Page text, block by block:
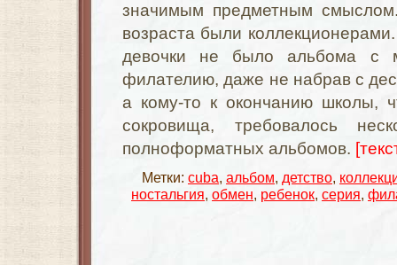
значимым предметным
возраста были
девочки не было альбома с
филателию, даже не набрав с
а кому-то к окончанию школы,
сокровища, требовалось
полноформатных альбомов.
Метки: cuba, альбом, детство,
ностальгия, обмен, ребенок, серия,